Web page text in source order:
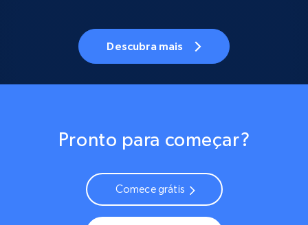
Descubra mais
Pronto para começar?
Comece grátis